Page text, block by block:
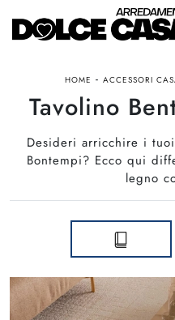
HOME - ACCESSORI
Tavolino
Desideri arricchire i
Bontempi? Ecco qui
legno